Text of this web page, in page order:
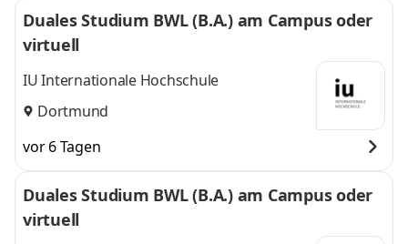
Duales Studium BWL (B.A.) am Campus oder
virtuell
IU Internationale Hochschule
Dortmund
vor 6 Tagen
Duales Studium BWL (B.A.) am Campus oder
virtuell